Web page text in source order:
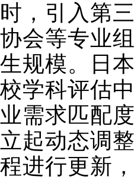
时，引入第
协会等专业
生规模。日
校学科评估
业需求匹配
立起动态调
程进行更新